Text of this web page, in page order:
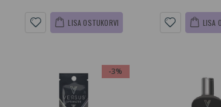
LISA OSTUKORVI LISA
-3%